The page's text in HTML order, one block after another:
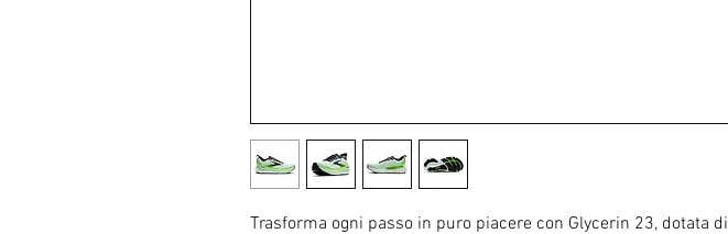
Trasforma ogni passo in puro piacere con Glycerin 23, dotata di